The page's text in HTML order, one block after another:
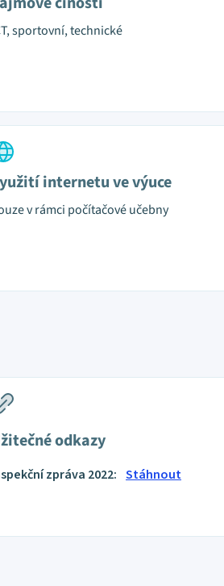
sportovní, technické
internetu ve výuce
v rámci počítačové učebny
odkazy
zpráva 2022: Stáhnout